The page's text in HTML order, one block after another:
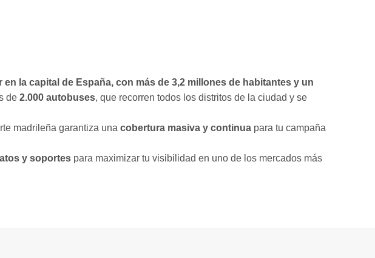
la capital de España, con más de 3,2 millones de habitantes y un
de 2.000 autobuses, que recorren todos los distritos de la ciudad y se
madrileña garantiza una cobertura masiva y continua para tu campaña
y soportes para maximizar tu visibilidad en uno de los mercados más